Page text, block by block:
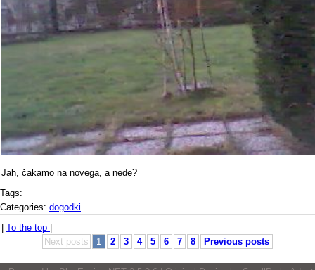
Jah, čakamo na novega, a nede?
Tags:
Categories: dogodki
To the top
Next posts
1 2 3 4 5 6 7 8 Previous posts